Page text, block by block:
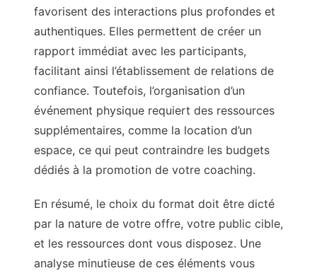
favorisent des interactions plus profondes et
authentiques. Elles permettent de créer un
rapport immédiat avec les participants,
facilitant ainsi l’établissement de relations de
confiance. Toutefois, l’organisation d’un
événement physique requiert des ressources
supplémentaires, comme la location d’un
espace, ce qui peut contraindre les budgets
dédiés à la promotion de votre coaching.
En résumé, le choix du format doit être dicté
par la nature de votre offre, votre public cible,
et les ressources dont vous disposez. Une
analyse minutieuse de ces éléments vous